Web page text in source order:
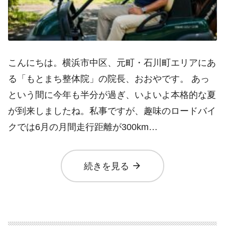
こんにちは。横浜市中区、元町・石川町エリアにあ
る「もとまち整体院」の院長、おおやです。 あっ
という間に今年も半分が過ぎ、いよいよ本格的な夏
が到来しましたね。私事ですが、趣味のロードバイ
クでは6月の月間走行距離が300km…
続きを見る arrow_forward